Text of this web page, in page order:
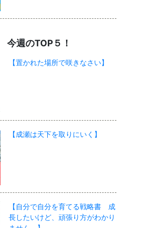
今週のTOP５！
【置かれた場所で咲きなさい】
【成瀬は天下を取りにいく】
【自分で自分を育てる戦略書 成
長したいけど、頑張り方がわかり